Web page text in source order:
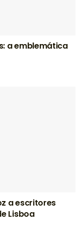
a emblemática
a escritores
Lisboa